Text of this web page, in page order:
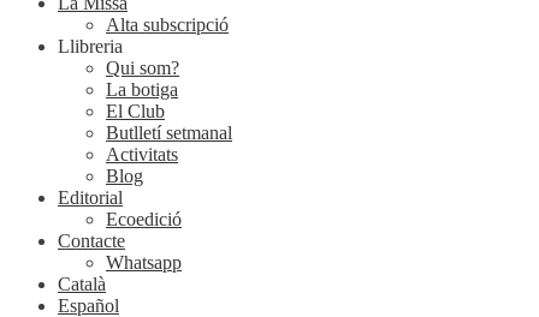
Alta subscripció
Llibreria
Qui som?
La botiga
El Club
Butlletí setmanal
Activitats
Blog
Editorial
Ecoedició
Contacte
Whatsapp
Català
Español